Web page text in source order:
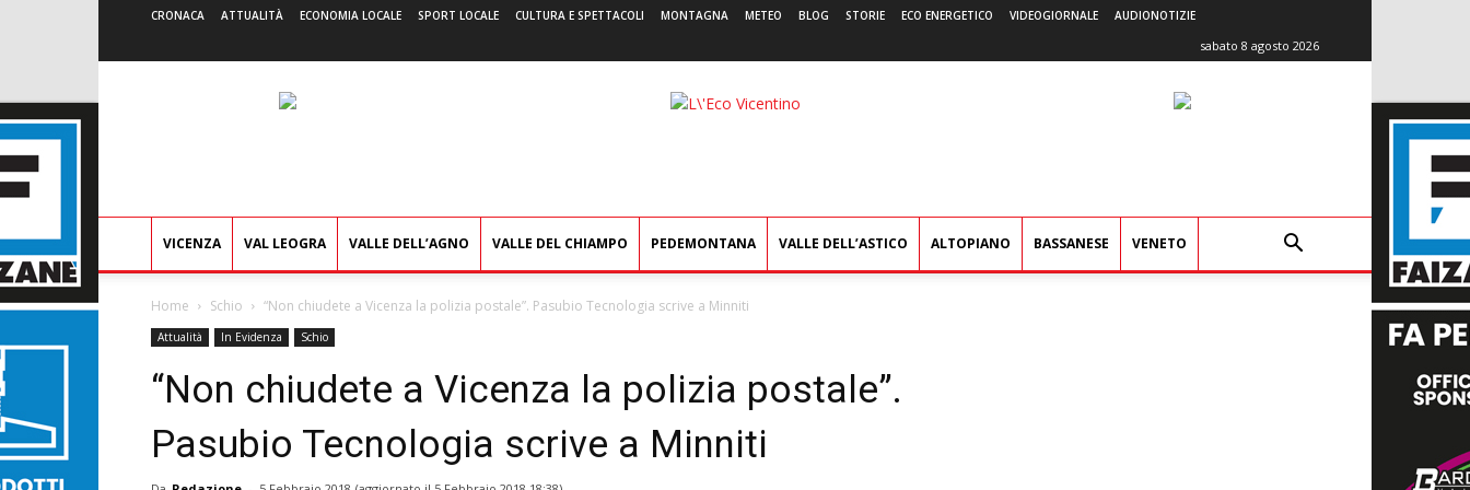
CRONACA ATTUALITÀ ECONOMIA LOCALE SPORT LOCALE CULTURA E SPETTACOLI MONTAGNA METEO BLOG STORIE ECO ENERGETICO VIDEOGIORNALE AUDIONOTIZIE
sabato 8 agosto 2026
L'Eco
VICENZA VAL LEOGRA VALLE DELL’AGNO VALLE DEL CHIAMPO PEDEMONTANA VALLE DELL’ASTICO ALTOPIANO BASSANESE VENETO
Home Schio “Non chiudete a Vicenza la polizia postale”. Pasubio Tecnologia scrive a Minniti
Attualità In Evidenza Schio
“Non chiudete a Vicenza la polizia postale”.
Pasubio Tecnologia scrive a Minniti